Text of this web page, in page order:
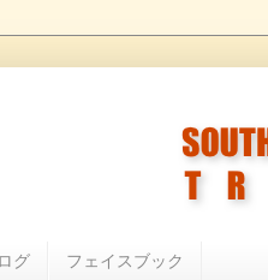
グ フェイスブック